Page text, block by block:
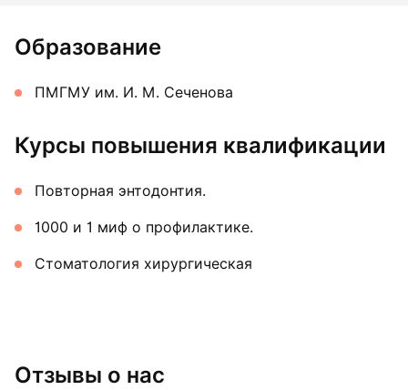
Образование
ПМГМУ им. И. М. Сеченова
Курсы повышения квалификации
Повторная энтодонтия.
1000 и 1 миф о профилактике.
Стоматология хирургическая
Отзывы о нас